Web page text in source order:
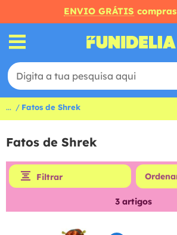
ENVIO GRÁTIS compras
... Fatos de Shrek
Fatos de Shrek
Filtrar
3 artigos